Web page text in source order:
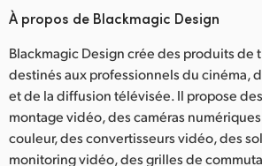
À propos de Blackmagic Design
Blackmagic Design crée des produits de
destinés aux professionnels du cinéma,
et de la diffusion télévisée. Il propose
montage vidéo, des caméras
couleur, des convertisseurs vidéo, des
monitoring vidéo, des grilles de